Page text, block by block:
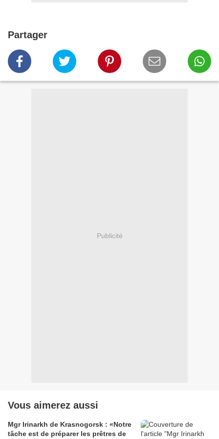
Partager
Publicité
Vous aimerez aussi
Mgr Irinarkh de Krasnogorsk : «Notre
tâche est de préparer les prêtres de